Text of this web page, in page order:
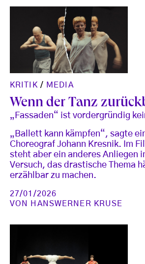
KRITIK / MEDIA
Wenn der Tanz
„Fassaden“ ist vordergründig
„Ballett kann kämpfen“, sagte
Choreograf Johann Kresnik. Im
steht aber ein anderes Anliegen
Versuch, das drastische Thema
erzählbar zu machen.
27/01/2026
VON
HANSWERNER KRUSE